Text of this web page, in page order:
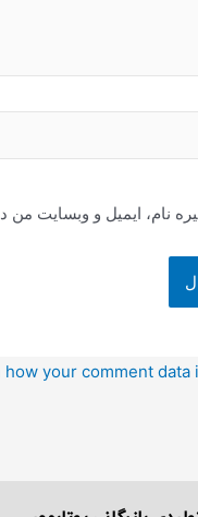
نام، ایمیل و وبسایت من
how your comment data